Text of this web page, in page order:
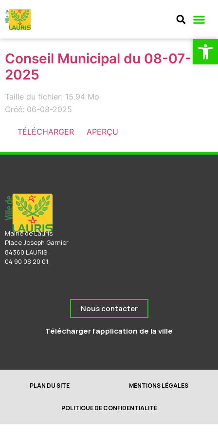
Conseil Municipal du 08-07-
2025
Taille du fichier: 15.94 Mo
Créé: 06-08-2025
TÉLÉCHARGER APERÇU
Mairie de Lauris
Place Joseph Garnier
84360 LAURIS
04 90 08 20 01
Nous contacter
Télécharger l’application de la ville
PLAN DU SITE MENTIONS LÉGALES
POLITIQUE DE CONFIDENTIALITÉ